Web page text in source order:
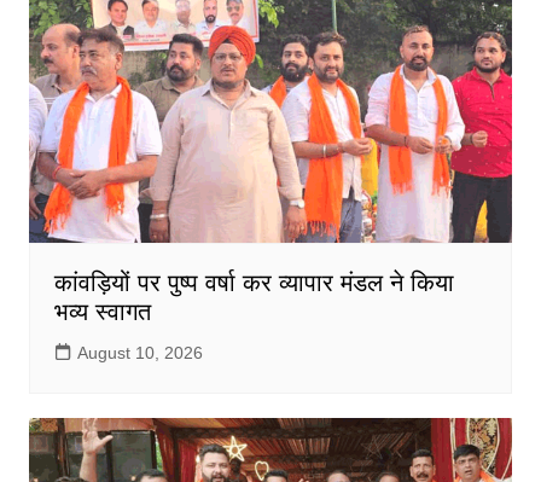
कांवड़ियों पर पुष्प वर्षा कर व्यापार मंडल ने किया
भव्य स्वागत
August 10, 2026